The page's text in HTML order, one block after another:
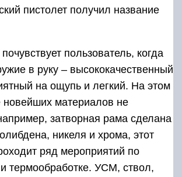
пистолет получил название
пользователь, когда
в руку – высококачественный
на ощупь и легкий. На этом
новейших материалов не
затворная рама сделана
никеля и хрома, этот
ряд мероприятий по
термообработке. УСМ, ствол,